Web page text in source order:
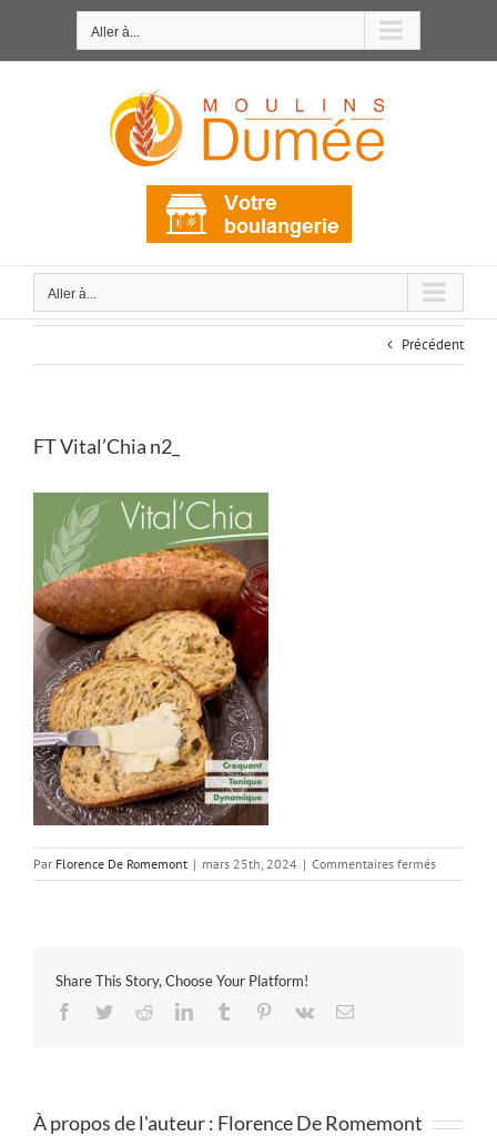
Aller à...
Aller à...
Précédent
FT Vital’Chia n2_
Par Florence De Romemont | mars 25th, 2024 | Commentaires ferméssur
FT
Share This Story, Choose Your Platform!
Facebook
TwitterRedditLinkedInTumblr Pinterest
Vk Email
À propos de l'auteur : Florence De Romemont